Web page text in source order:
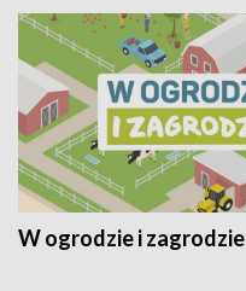
W ogrodzie i zagrodzie